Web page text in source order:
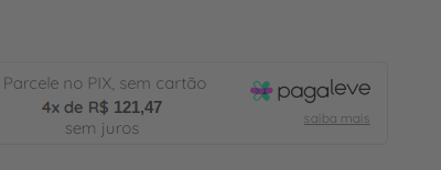
121,47